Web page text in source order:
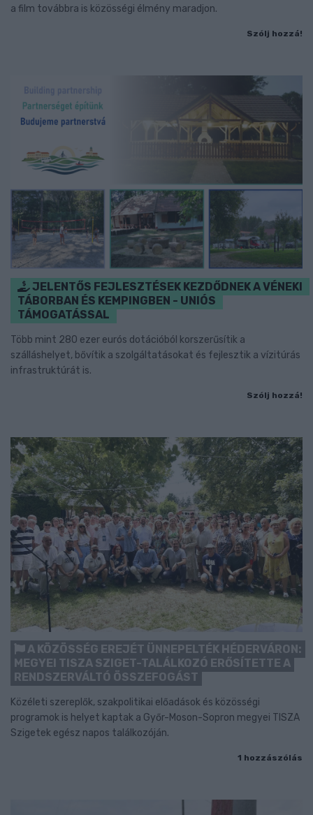
a film továbbra is közösségi élmény maradjon.
Szólj hozzá!
JELENTŐS FEJLESZTÉSEK KEZDŐDNEK A VÉNEKI
TÁBORBAN ÉS KEMPINGBEN - UNIÓS
TÁMOGATÁSSAL
Több mint 280 ezer eurós dotációból korszerűsítik a
szálláshelyet, bővítik a szolgáltatásokat és fejlesztik a vízitúrás
infrastruktúrát is.
Szólj hozzá!
A KÖZÖSSÉG EREJÉT ÜNNEPELTÉK HÉDERVÁRON:
MEGYEI TISZA SZIGET-TALÁLKOZÓ ERŐSÍTETTE A
RENDSZERVÁLTÓ ÖSSZEFOGÁST
Közéleti szereplők, szakpolitikai előadások és közösségi
programok is helyet kaptak a Győr-Moson-Sopron megyei TISZA
Szigetek egész napos találkozóján.
1 hozzászólás